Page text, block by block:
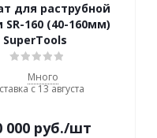
для раструбной
SR-160 (40-160мм)
SuperTools
Много
с 13 августа
000 руб./шт